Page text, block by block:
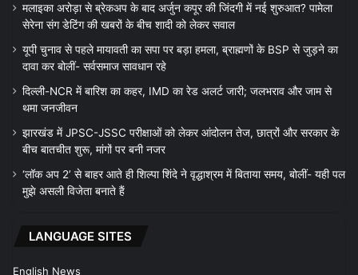
मलाइका अरोड़ा से ब्रेकअप के बाद अर्जुन कपूर की जिंदगी में नई शुरुआत? पामेला
सेरेना संग डेटिंग की खबरों के बीच शादी को लेकर सवाल
यूपी चुनाव से पहले मायावती का सपा पर बड़ा हमला, ब्राह्मणों के BSP से जुड़ने का
दावा कर बोलीं- सर्वसमाज सावधान रहे
दिल्ली-NCR में बारिश का कहर, IMD का रेड अलर्ट जारी; जलभराव और जाम से
थमा जनजीवन
झारखंड में JPSC-JSSC परीक्षाओं को लेकर आंदोलन तेज, छात्रों और सरकार के
बीच बातचीत शुरू, मांगों पर बनी नजर
‘लॉक अप 2’ से बाहर आते ही शिल्पा शिंदे ने वृद्धाश्रम में बिताया समय, बोलीं- यही पल
मुझे असली विजेता बनाते हैं
LANGUAGE SITES
English News